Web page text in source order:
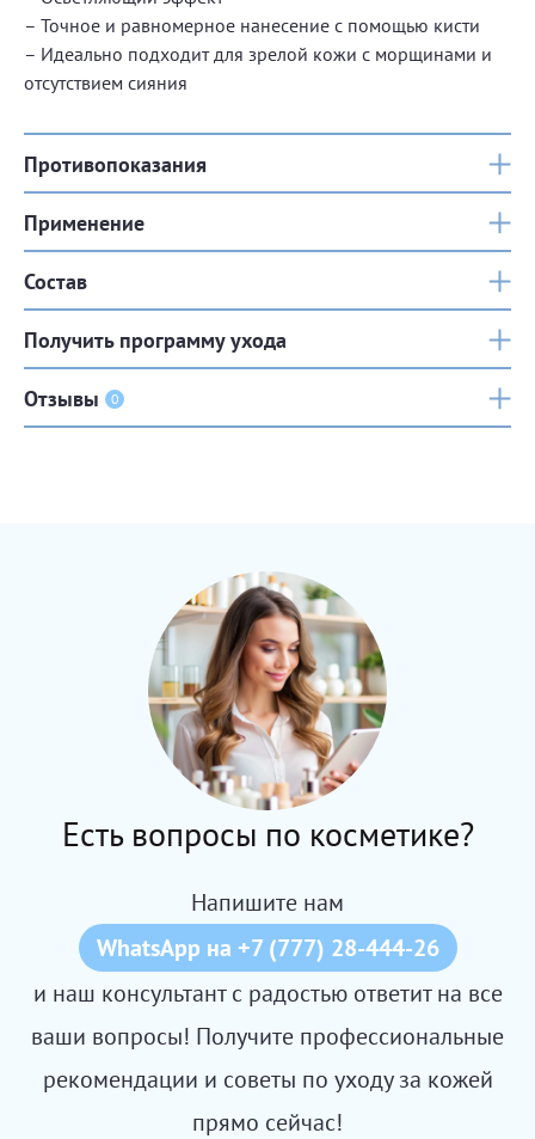
– Точное и равномерное нанесение с помощью кисти
– Идеально подходит для зрелой кожи с морщинами и
отсутствием сияния
Противопоказания
Применение
Состав
Получить программу ухода
Отзывы 0
Есть вопросы по косметике?
Напишите нам
WhatsApp на +7 (777) 28-444-26
и наш консультант с радостью ответит на все
ваши вопросы! Получите профессиональные
рекомендации и советы по уходу за кожей
прямо сейчас!